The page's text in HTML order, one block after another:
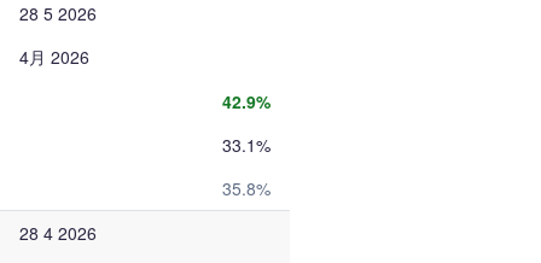
28 5 2026
4月 2026
42.9%
33.1%
35.8%
28 4 2026